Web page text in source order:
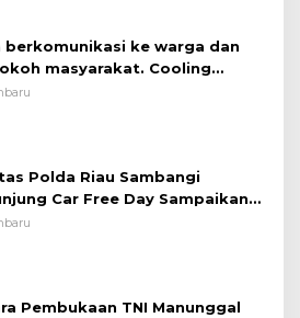
berkomunikasi ke warga dan
masyarakat. Cooling
OMP LK ²024 Polsek Rumbai,
Polda Riau Sambangi
Car Free Day Sampaikan
Edukasi Kamtibmas &
Pembukaan TNI Manunggal